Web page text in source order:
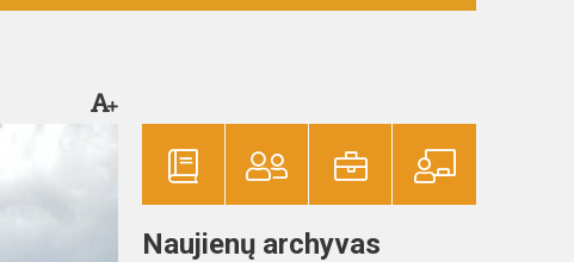
Naujienų archyvas